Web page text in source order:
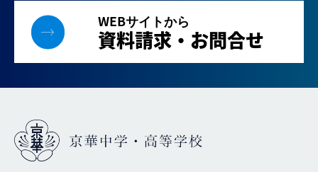
WEBサイトから
資料請求・お問合せ